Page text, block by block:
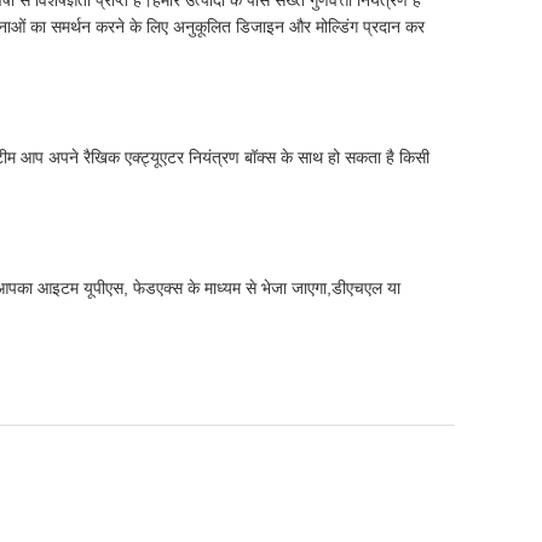
का समर्थन करने के लिए अनुकूलित डिजाइन और मोल्डिंग प्रदान कर
टीम आप अपने रैखिक एक्ट्यूएटर नियंत्रण बॉक्स के साथ हो सकता है किसी
आइटम यूपीएस, फेडएक्स के माध्यम से भेजा जाएगा,डीएचएल या